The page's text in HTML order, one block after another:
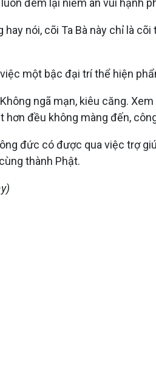
đem lại niềm an vui hạnh
hay nói, cõi Ta Bà này chỉ là
một bậc đại trí thể hiện
ngã mạn, kiêu căng.
hơn đều không màng đến,
đức có được qua việc trợ
thành Phật.